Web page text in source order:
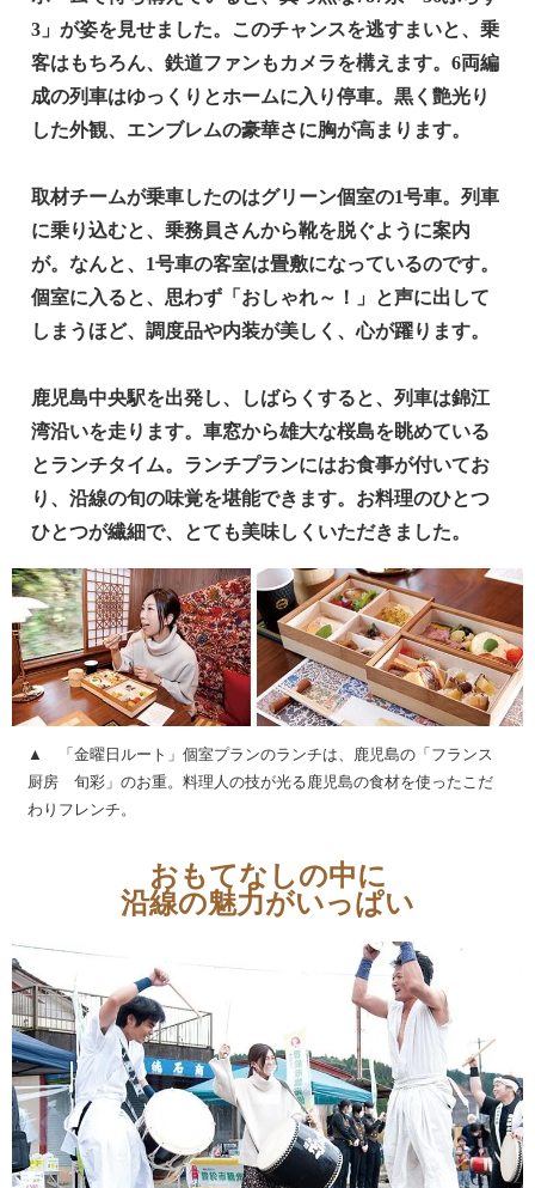
3」が姿を見せました。このチャンスを逃すまいと、乗
客はもちろん、鉄道ファンもカメラを構えます。6両編
成の列車はゆっくりとホームに入り停車。黒く艶光り
した外観、エンブレムの豪華さに胸が高まります。
取材チームが乗車したのはグリーン個室の1号車。列車
に乗り込むと、乗務員さんから靴を脱ぐように案内
が。なんと、1号車の客室は畳敷になっているのです。
個室に入ると、思わず「おしゃれ～！」と声に出して
しまうほど、調度品や内装が美しく、心が躍ります。
鹿児島中央駅を出発し、しばらくすると、列車は錦江
湾沿いを走ります。車窓から雄大な桜島を眺めている
とランチタイム。ランチプランにはお食事が付いてお
り、沿線の旬の味覚を堪能できます。お料理のひとつ
ひとつが繊細で、とても美味しくいただきました。
▲ 「金曜日ルート」個室プランのランチは、鹿児島の「フランス
厨房 旬彩」のお重。料理人の技が光る鹿児島の食材を使ったこだ
わりフレンチ。
おもてなしの中に
沿線の魅力がいっぱい